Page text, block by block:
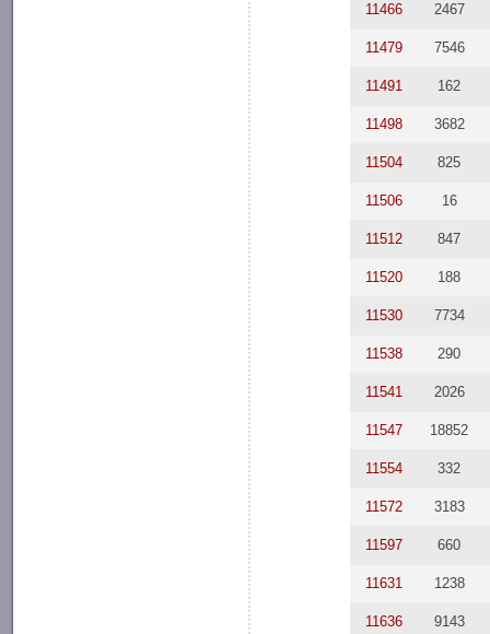
11466 2467
11479 7546
11491 162
11498 3682
11504 825
11506 16
11512 847
11520 188
11530 7734
11538 290
11541 2026
11547 18852
11554 332
11572 3183
11597 660
11631 1238
11636 9143